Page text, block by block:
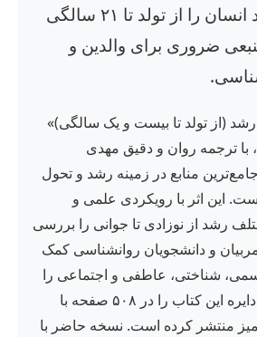
پیچیدگی‌های رشد انسان را از تولد تا ۲۱ سالگی
ضروری برای والدین و
(از تولد تا بیست و یک سالگی)»
با ترجمه روان و دقیق مهدی
منابع در زمینه رشد و تحول
این اثر با رویکردی علمی و
رشد از نوزادی تا جوانی را بررسی
و دانشجویان روانشناسی کمک
شناختی، عاطفی و اجتماعی را
درک کنند. انتشارات دایره این کتاب را در ۵۰۸ صفحه با
منتشر کرده است. نسخه حاضر با